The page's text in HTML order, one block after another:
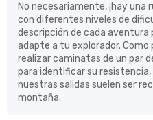
No necesariamente, ¡hay
con diferentes niveles de
descripción de cada aventura
adapte a tu explorador.
realizar caminatas de un par
para identificar su
nuestras salidas suelen ser
montaña.